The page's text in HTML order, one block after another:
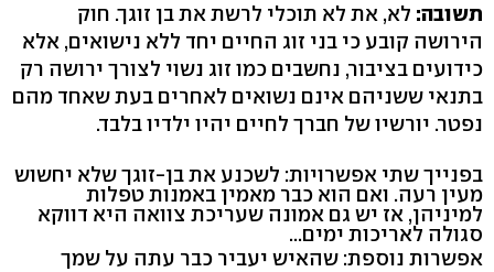
תשובה: לא, את לא תוכלי לרשת את בן זוגך. חוק
הירושה קובע כי בני זוג החיים יחד ללא נישואים, אלא
כידועים בציבור, נחשבים כמו זוג נשוי לצורך ירושה רק
בתנאי ששניהם אינם נשואים לאחרים בעת שאחד מהם
נפטר. יורשיו של חברך לחיים יהיו ילדיו בלבד.
בפנייך שתי אפשרויות: לשכנע את בן-זוגך שלא יחשוש
מעין רעה. ואם הוא כבר מאמין באמנות טפלות
למיניהן, אז יש גם אמונה שעריכת צוואה היא דווקא
סגולה לאריכות ימים...
אפשרות נוספת: שהאיש יעביר כבר עתה על שמך